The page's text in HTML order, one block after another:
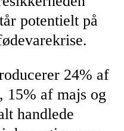
potentielt på
24% af
15% af majs og
handlede